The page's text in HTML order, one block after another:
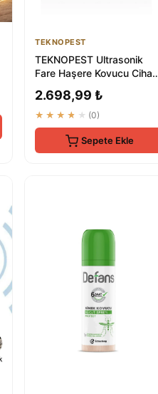
TEKNOPEST
TEKNOPEST Ultrasonik
Fare Haşere Kovucu Cihaz
Alet
2.698,99 ₺
★★★★★ (0)
Sepete Ekle